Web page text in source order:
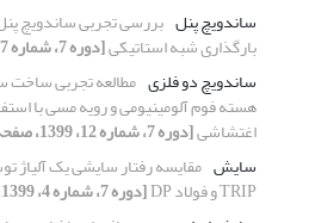
ساندویچ پنل بررسی تجربی ساندویچ‌
بارگذاری شبه استاتیکی[دوره 7، شماره 7، 1399، صفحه 14-23]
ساندویچ دو فلزی مطالعه تجربی ساخت
هسته فوم آلومینیومی و رویه مسی با
اغتشاشی[دوره 7، شماره 12، 1399، صفحه 1-9]
سایش مقایسه رفتار سایشی یک آلیاژ
TRIP و فولاد DP
[دوره 7، شماره 4، 1399، صفحه 48-54]